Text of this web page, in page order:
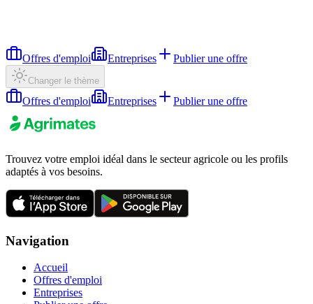
Offres d'emploi Entreprises Publier une offre
Changer le thème
Offres d'emploi Entreprises Publier une offre
Trouvez votre emploi idéal dans le secteur agricole ou les profils
adaptés à vos besoins.
Navigation
Accueil
Offres d'emploi
Entreprises